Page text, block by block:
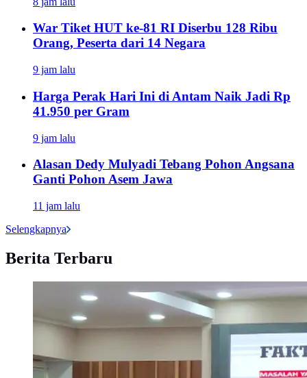
War Tiket HUT ke-81 RI Diserbu 128 Ribu
Orang, Peserta dari 14 Negara
9 jam lalu
Harga Perak Hari Ini di Antam Naik Jadi Rp
41.950 per Gram
9 jam lalu
Alasan Dedy Mulyadi Tebang Pohon Angsana
Ganti Pohon Asem Jawa
11 jam lalu
Selengkapnya
Berita Terbaru